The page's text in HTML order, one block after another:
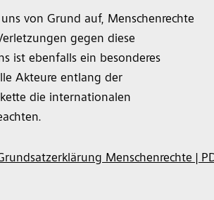
von Grund auf, Menschenrechte
gegen diese
ist ebenfalls ein besonderes
Akteure entlang der
die internationalen
Menschenrechte |